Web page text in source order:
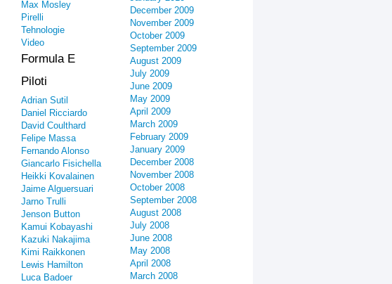
Max Mosley
Pirelli
Tehnologie
Video
Formula E
Piloti
Adrian Sutil
Daniel Ricciardo
David Coulthard
Felipe Massa
Fernando Alonso
Giancarlo Fisichella
Heikki Kovalainen
Jaime Alguersuari
Jarno Trulli
Jenson Button
Kamui Kobayashi
Kazuki Nakajima
Kimi Raikkonen
Lewis Hamilton
Luca Badoer
December 2009
November 2009
October 2009
September 2009
August 2009
July 2009
June 2009
May 2009
April 2009
March 2009
February 2009
January 2009
December 2008
November 2008
October 2008
September 2008
August 2008
July 2008
June 2008
May 2008
April 2008
March 2008